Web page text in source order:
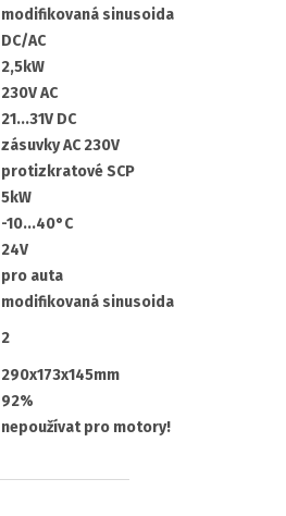
modifikovaná sinusoida
DC/AC
2,5kW
230V AC
21...31V DC
zásuvky AC 230V
protizkratové SCP
5kW
-10...40°C
24V
pro auta
modifikovaná sinusoida
2
290x173x145mm
92%
nepoužívat pro motory!